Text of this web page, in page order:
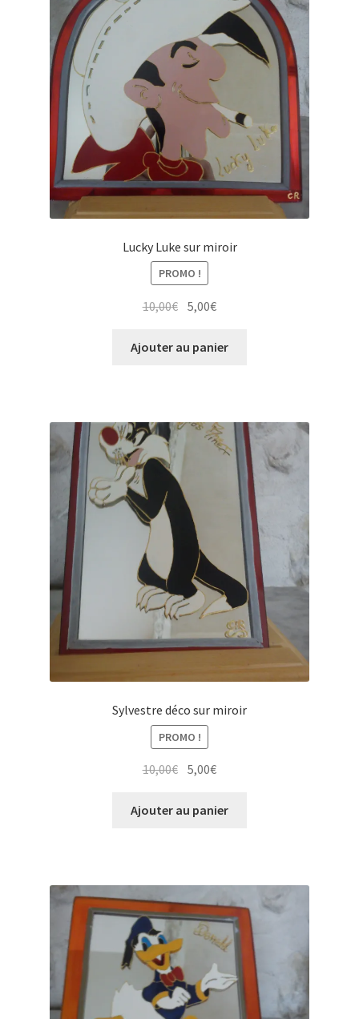
Lucky Luke sur miroir
PROMO !
10,00€ Le
initial
5,00€Le
actuel
Ajouter au panier
Sylvestre déco sur miroir
PROMO !
10,00€ Le
initial
5,00€Le
actuel
Ajouter au panier